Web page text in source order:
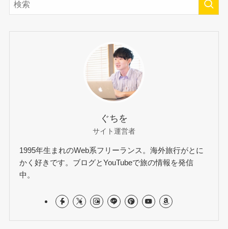
ぐちを
サイト運営者
1995年生まれのWeb系フリーランス。海外旅行がとに
かく好きです。ブログとYouTubeで旅の情報を発信
中。